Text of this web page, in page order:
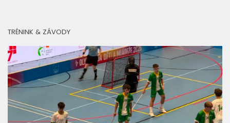
TRÉNINK & ZÁVODY